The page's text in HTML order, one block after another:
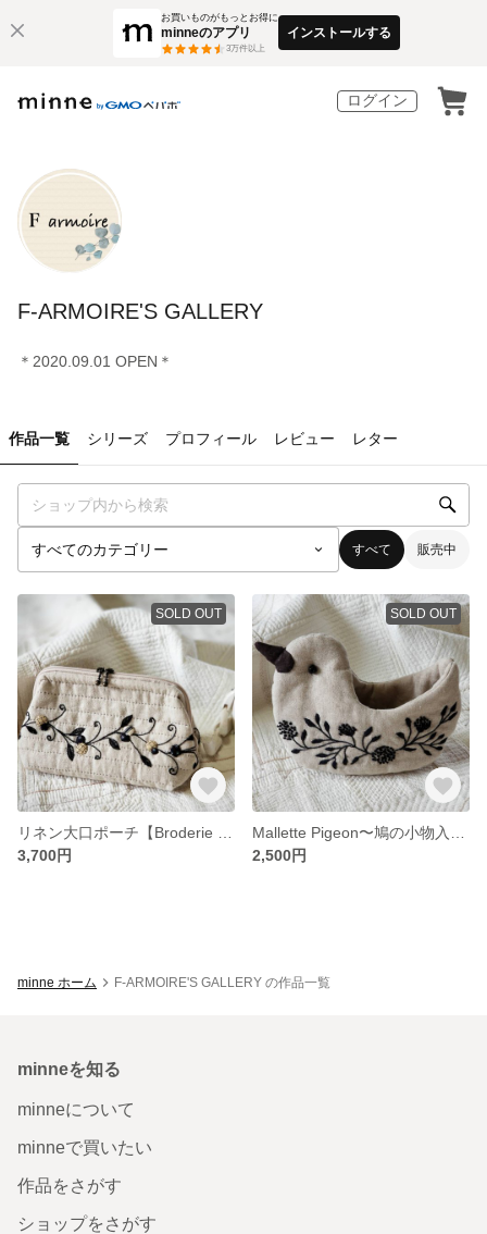
お買いものがもっとお得に
minneのアプリ
3万件以上
インストールする
ログイン
F-ARMOIRE'S GALLERY
＊2020.09.01 OPEN＊
作品一覧 シリーズ プロフィール レビュー レター
すべて 販売中
SOLD OUT
3,700円
SOLD OUT
2,500円
minne ホーム F-ARMOIRE'S GALLERY の作品一覧
minneを知る
minneについて
minneで買いたい
作品をさがす
ショップをさがす